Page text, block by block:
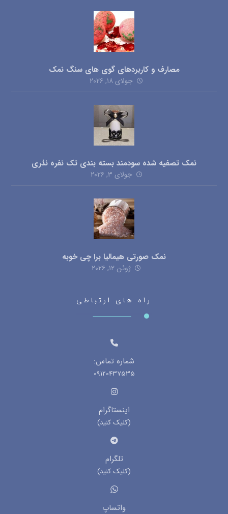
مصارف و کاربردهای گوی های سنگ نمک
جولای ۱۸, ۲۰۲۶
نمک تصفیه شده سودمند بسته بندی تک نفره نذری
جولای ۳, ۲۰۲۶
نمک صورتی هیمالیا برا چی خوبه
ژوئن ۱۲, ۲۰۲۶
راه های ارتباطی
شماره تماس:
09120437535
اینستاگرام
(کلیک کنید)
تلگرام
(کلیک کنید)
واتساپ